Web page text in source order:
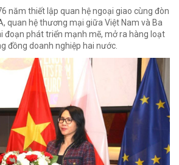
năm thiết lập quan hệ ngoại giao cùng đòn
quan hệ thương mại giữa Việt Nam và Ba
đoạn phát triển mạnh mẽ, mở ra hàng loạt
đồng doanh nghiệp hai nước.